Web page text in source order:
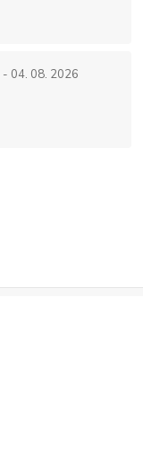
- 04. 08. 2026